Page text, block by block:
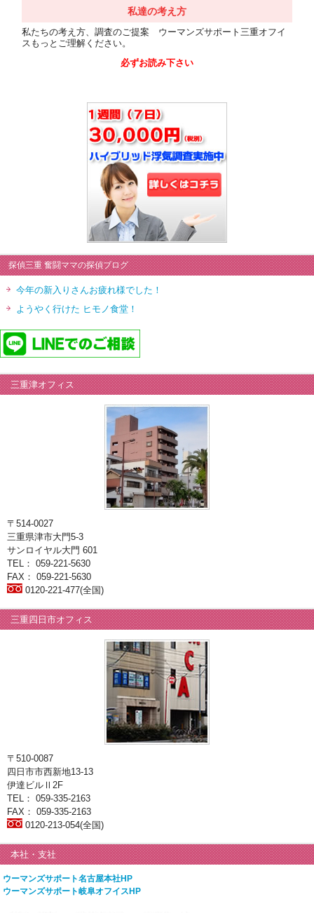
私達の考え方
私たちの考え方、調査のご提案 ウーマンズサポート三重オフイ
スもっとご理解ください。
必ずお読み下さい
探偵三重 奮闘ママの探偵ブログ
今年の新入りさんお疲れ様でした！
ようやく行けた ヒモノ食堂！
三重津オフィス
〒514-0027
三重県津市大門5-3
サンロイヤル大門 601
TEL： 059-221-5630
FAX： 059-221-5630
0120-221-477(全国)
三重四日市オフィス
〒510-0087
四日市市西新地13-13
伊達ビルⅡ2F
TEL： 059-335-2163
FAX： 059-335-2163
0120-213-054(全国)
本社・支社
ウーマンズサポート名古屋本社HP
ウーマンズサポート岐阜オフイスHP